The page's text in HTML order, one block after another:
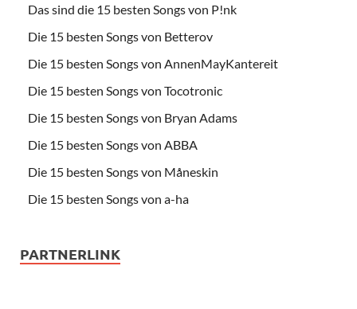
Das sind die 15 besten Songs von P!nk
Die 15 besten Songs von Betterov
Die 15 besten Songs von AnnenMayKantereit
Die 15 besten Songs von Tocotronic
Die 15 besten Songs von Bryan Adams
Die 15 besten Songs von ABBA
Die 15 besten Songs von Måneskin
Die 15 besten Songs von a-ha
PARTNERLINK